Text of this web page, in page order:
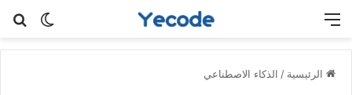
الوضع القائمة
الرئيسية / الذكاء الاصطناعي